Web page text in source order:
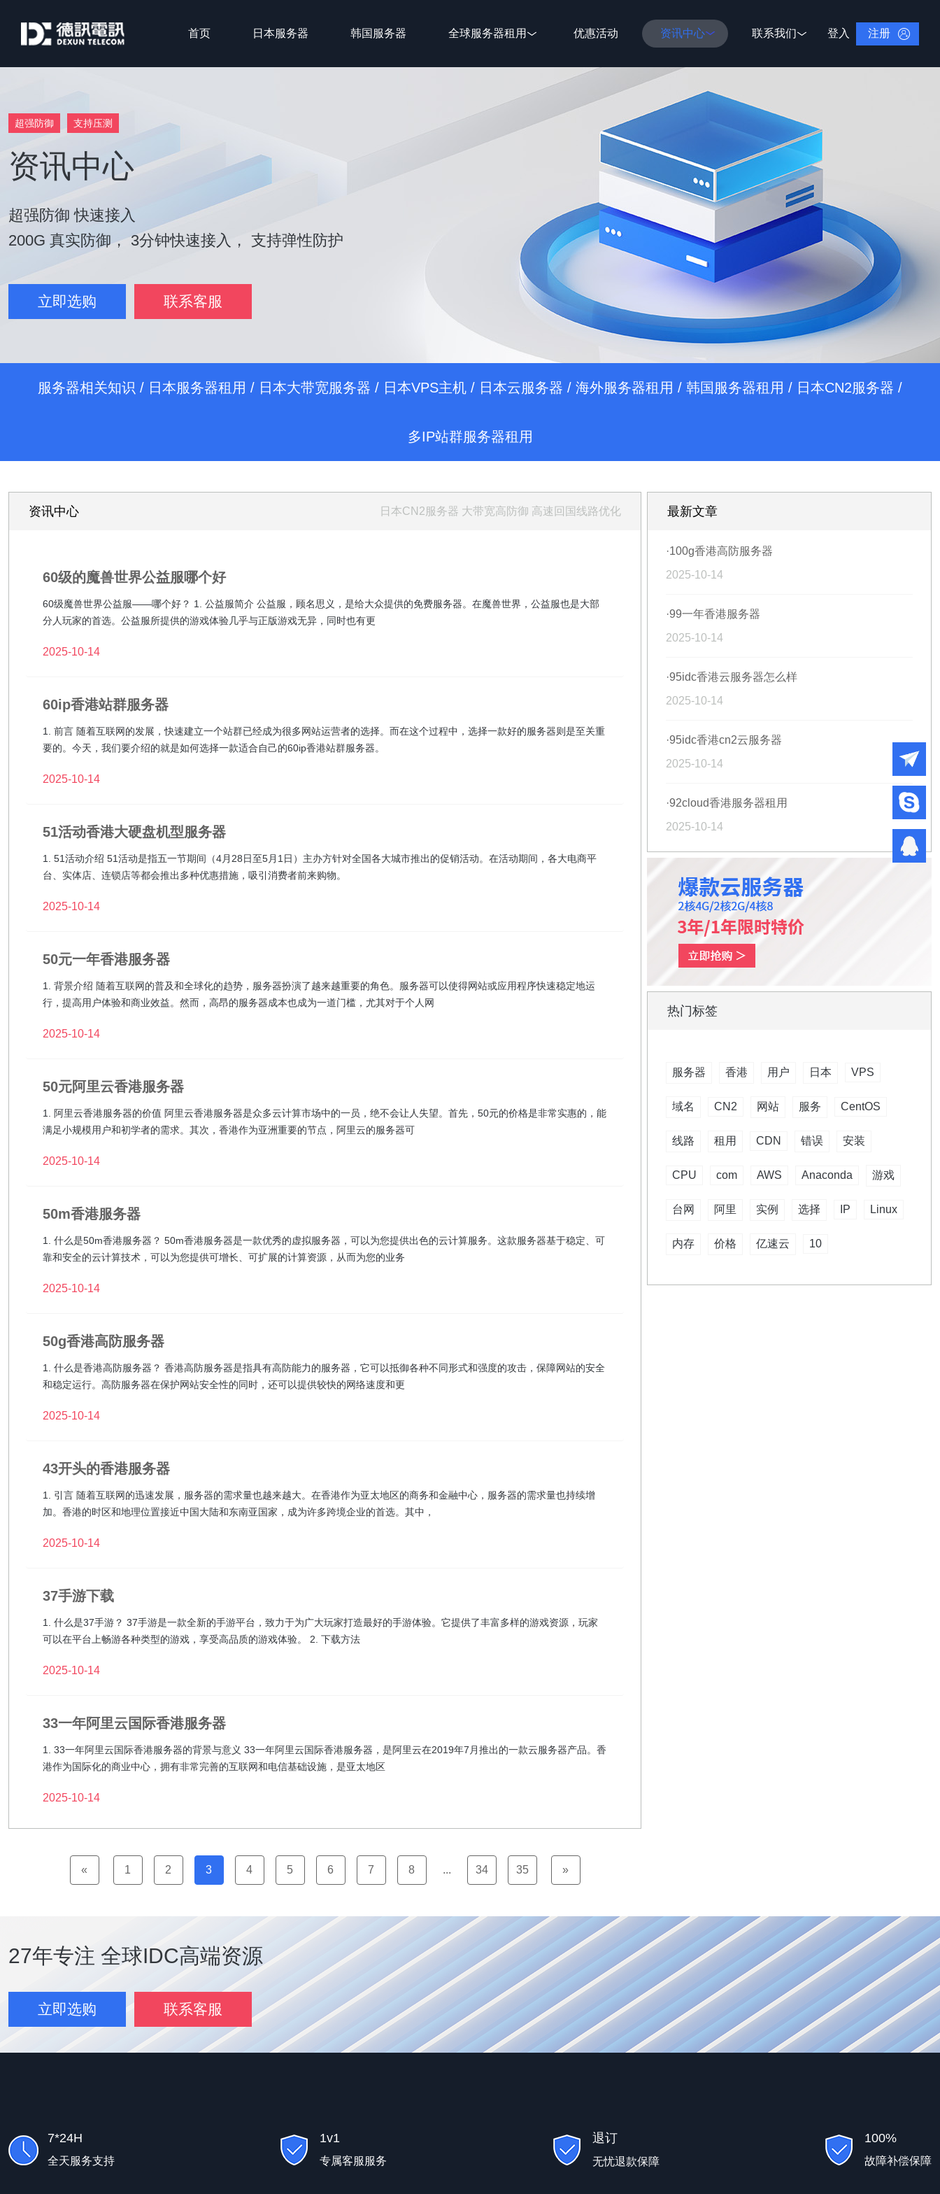
首页 日本服务器 韩国服务器 全球服务器租用 优惠活动 资讯中心 联系我们 登入 注册
超强防御 支持压测
资讯中心
超强防御 快速接入
200G 真实防御， 3分钟快速接入， 支持弹性防护
立即选购 联系客服
服务器相关知识 / 日本服务器租用 / 日本大带宽服务器 / 日本VPS主机 / 日本云服务器 / 海外服务器租用 / 韩国服务器租用 / 日本CN2服务器 /
多IP站群服务器租用
资讯中心 日本CN2服务器 大带宽高防御 高速回国线路优化
60级的魔兽世界公益服哪个好
60级魔兽世界公益服——哪个好？ 1. 公益服简介 公益服，顾名思义，是给大众提供的免费服务器。在魔兽世界，公益服也是大部
分人玩家的首选。公益服所提供的游戏体验几乎与正版游戏无异，同时也有更
2025-10-14
60ip香港站群服务器
1. 前言 随着互联网的发展，快速建立一个站群已经成为很多网站运营者的选择。而在这个过程中，选择一款好的服务器则是至关重
要的。今天，我们要介绍的就是如何选择一款适合自己的60ip香港站群服务器。
2025-10-14
51活动香港大硬盘机型服务器
1. 51活动介绍 51活动是指五一节期间（4月28日至5月1日）主办方针对全国各大城市推出的促销活动。在活动期间，各大电商平
台、实体店、连锁店等都会推出多种优惠措施，吸引消费者前来购物。
2025-10-14
50元一年香港服务器
1. 背景介绍 随着互联网的普及和全球化的趋势，服务器扮演了越来越重要的角色。服务器可以使得网站或应用程序快速稳定地运
行，提高用户体验和商业效益。然而，高昂的服务器成本也成为一道门槛，尤其对于个人网
2025-10-14
50元阿里云香港服务器
1. 阿里云香港服务器的价值 阿里云香港服务器是众多云计算市场中的一员，绝不会让人失望。首先，50元的价格是非常实惠的，能
满足小规模用户和初学者的需求。其次，香港作为亚洲重要的节点，阿里云的服务器可
2025-10-14
50m香港服务器
1. 什么是50m香港服务器？ 50m香港服务器是一款优秀的虚拟服务器，可以为您提供出色的云计算服务。这款服务器基于稳定、可
靠和安全的云计算技术，可以为您提供可增长、可扩展的计算资源，从而为您的业务
2025-10-14
50g香港高防服务器
1. 什么是香港高防服务器？ 香港高防服务器是指具有高防能力的服务器，它可以抵御各种不同形式和强度的攻击，保障网站的安全
和稳定运行。高防服务器在保护网站安全性的同时，还可以提供较快的网络速度和更
2025-10-14
43开头的香港服务器
1. 引言 随着互联网的迅速发展，服务器的需求量也越来越大。在香港作为亚太地区的商务和金融中心，服务器的需求量也持续增
加。香港的时区和地理位置接近中国大陆和东南亚国家，成为许多跨境企业的首选。其中，
2025-10-14
37手游下载
1. 什么是37手游？ 37手游是一款全新的手游平台，致力于为广大玩家打造最好的手游体验。它提供了丰富多样的游戏资源，玩家
可以在平台上畅游各种类型的游戏，享受高品质的游戏体验。 2. 下载方法
2025-10-14
33一年阿里云国际香港服务器
1. 33一年阿里云国际香港服务器的背景与意义 33一年阿里云国际香港服务器，是阿里云在2019年7月推出的一款云服务器产品。香
港作为国际化的商业中心，拥有非常完善的互联网和电信基础设施，是亚太地区
2025-10-14
« 1 2 3 4 5 6 7 8 ... 34 35 »
最新文章
·100g香港高防服务器
2025-10-14
·99一年香港服务器
2025-10-14
·95idc香港云服务器怎么样
2025-10-14
·95idc香港cn2云服务器
2025-10-14
·92cloud香港服务器租用
2025-10-14
热门标签
服务器 香港 用户 日本 VPS
域名 CN2 网站 服务 CentOS
线路 租用 CDN 错误 安装
CPU com AWS Anaconda 游戏
台网 阿里 实例 选择 IP Linux
内存 价格 亿速云 10
27年专注 全球IDC高端资源
立即选购 联系客服
7*24H
全天服务支持
1v1
专属客服服务
退订
无忧退款保障
100%
故障补偿保障